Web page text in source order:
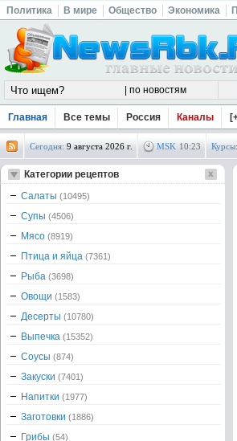
Политика В мире Общество Экономика
Главная Все темы Россия Каналы
Сегодня: 9 августа 2026 г. MSK 10:23 Курсы:
Категории рецептов
Салаты (10495)
Супы (4506)
Мясо (8919)
Птица и яйца (7361)
Рыба (3698)
Овощи (1583)
Десерты (10780)
Выпечка (15352)
Соусы (874)
Закуски (7401)
Напитки (1977)
Заготовки (1886)
Грибы (54)